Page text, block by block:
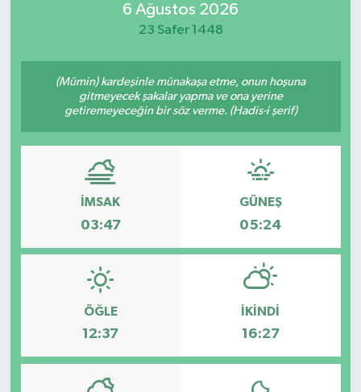
6 Ağustos 2026
23 Safer 1448
(Mümin) kardeşinle münakaşa etme, onun hoşuna
gitmeyecek şakalar yapma ve ona yerine
getiremeyeceğin bir söz verme. (Hadis-i şerif)
İMSAK
03:47
GÜNEŞ
05:24
ÖĞLE
12:37
İKINDI
16:27